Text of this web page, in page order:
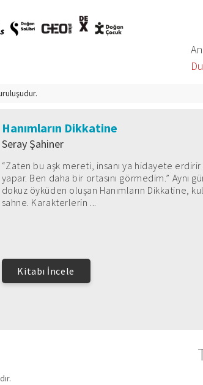
Hanımların Dikkatine
Seray Şahiner
“Zaten bu aşk mereti, insanı ya hidayete
yapar. Ben daha bir ortasını görmedim.” Aynı
dokuz öyküden oluşan Hanımların Dikkatine,
sahne. Karakterlerin ...
Kitabı İncele